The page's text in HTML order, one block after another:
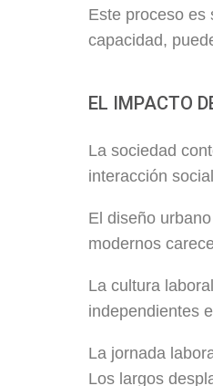
Este proceso es
capacidad,
EL IMPACTO
La sociedad
interacción
El diseño
modernos
La cultura
independientes
La jornada
Los largos